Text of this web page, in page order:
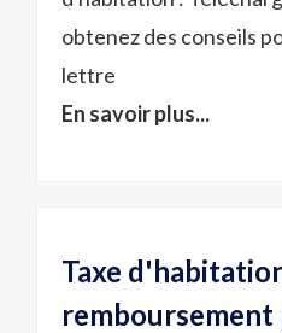
obtenez des conseils
lettre
En savoir plus...
Taxe